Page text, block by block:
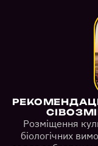
Розміщення
біологічних